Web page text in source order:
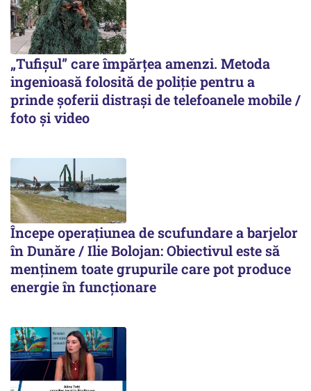
„Tufișul” care împărțea amenzi. Metoda
ingenioasă folosită de poliție pentru a
prinde șoferii distrași de telefoanele mobile /
foto și video
Începe operațiunea de scufundare a barjelor
în Dunăre / Ilie Bolojan: Obiectivul este să
menținem toate grupurile care pot produce
energie în funcționare